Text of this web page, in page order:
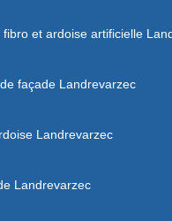
et ardoise artificielle
façade Landrevarzec
Landrevarzec
Landrevarzec